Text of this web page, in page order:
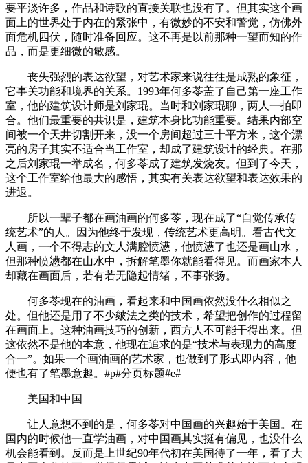
要平淡许多，作品和诗歌的直接关联也没有了。但其实这个画
面上的世界处于内在的紧张中，有微妙的不安和警觉，仿佛外
面危机四伏，随时准备回应。这不再是以前那种一望而知的作
品，而是更细微的敏感。
丧失强烈的表达欲望，对艺术家来说往往是成熟的象征，
它事关功能和境界的关系。1993年何多苓盖了自己第一座工作
室，他的建筑设计师是刘家琨。当时和刘家琨聊，两人一拍即
合。他们最重要的共识是，建筑本身比功能重要。结果内部空
间被一个天井切割开来，没一个房间超过三十平方米，这个漂
亮的房子其实不适合当工作室，却成了建筑设计的经典。在那
之后刘家琨一举成名，何多苓成了建筑发烧友。但到了今天，
这个工作室给他最大的感悟，其实有关表达欲望和表达效果的
进退。
所以一辈子都在画油画的何多苓，现在成了“自觉传承传
统艺术”的人。因为他终于发现，传统艺术更高明。看古代文
人画，一个不得志的文人满腔愤懑，他愤懑了也还是画山水，
但那种愤懑都在山水中，拆解笔墨你就能看得见。而画家本人
却藏在画面后，若有若无隐起情绪，不事张扬。
何多苓现在的油画，看起来和中国画依然没什么相似之
处。但他还是用了不少皴法之类的技术，希望把创作的过程留
在画面上。这种油画技巧的创新，西方人不可能干得出来。但
这依然不是他的本意，他现在追求的是“技术与表现力的高度
合一”。如果一个画油画的艺术家，也做到了形式即内容，他
便也有了笔墨意趣。#p#分页标题#e#
美国和中国
让人意想不到的是，何多苓对中国画的兴趣始于美国。在
国内的时候他一直学油画，对中国画其实挺有偏见，也没什么
机会能看到。反而是上世纪90年代初在美国待了一年，看了大